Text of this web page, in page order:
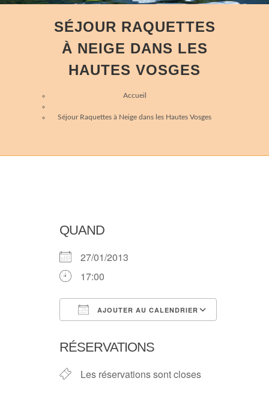
SÉJOUR RAQUETTES
À NEIGE DANS LES
HAUTES VOSGES
Accueil
Séjour Raquettes à Neige dans les Hautes Vosges
QUAND
27/01/2013
17:00
AJOUTER AU CALENDRIER
RÉSERVATIONS
Les réservations sont closes